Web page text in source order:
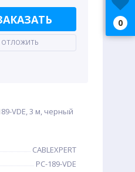
ОТЛОЖИТЬ
VDE, 3 м, черный
CABLEXPERT
PC-189-VDE
0